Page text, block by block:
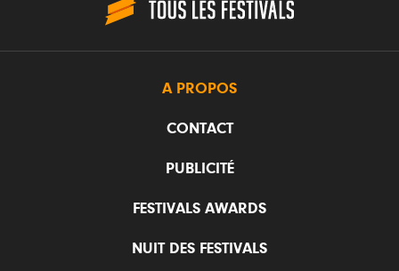
A PROPOS
CONTACT
PUBLICITÉ
FESTIVALS AWARDS
NUIT DES FESTIVALS